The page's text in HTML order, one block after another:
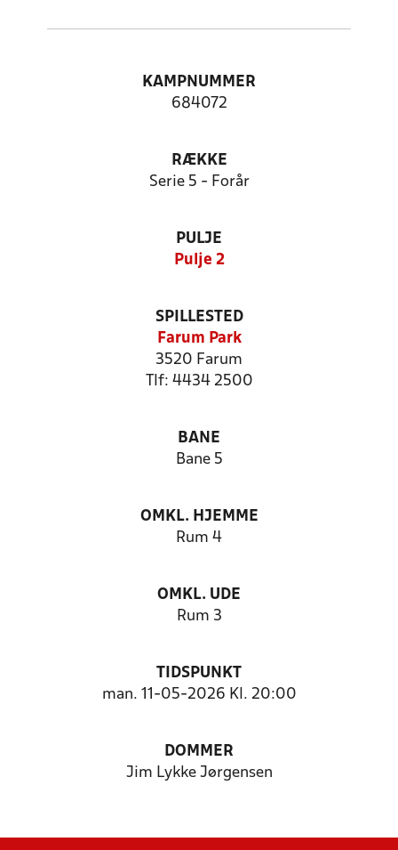
KAMPNUMMER
684072
RÆKKE
Serie 5 - Forår
PULJE
Pulje 2
SPILLESTED
Farum Park
3520 Farum
Tlf: 4434 2500
BANE
Bane 5
OMKL. HJEMME
Rum 4
OMKL. UDE
Rum 3
TIDSPUNKT
man. 11-05-2026 Kl. 20:00
DOMMER
Jim Lykke Jørgensen